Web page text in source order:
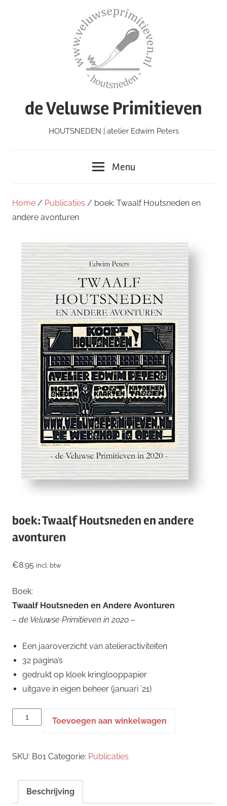
de Veluwse Primitieven
HOUTSNEDEN | atelier Edwim Peters
Menu
Home / Publicaties / boek: Twaalf Houtsneden en
andere avonturen
boek: Twaalf Houtsneden en andere
avonturen
€8.95 incl. btw
Boek:
Twaalf Houtsneden en Andere Avonturen
– de Veluwse Primitieven in 2020 –
Een jaaroverzicht van atelieractiviteiten
32 pagina’s
gedrukt op kloek kringlooppapier
uitgave in eigen beheer (januari ’21)
boek:
Twaalf
en
avonturen
aantal
Toevoegen aan winkelwagen
SKU: B01 Categorie: Publicaties
Beschrijving